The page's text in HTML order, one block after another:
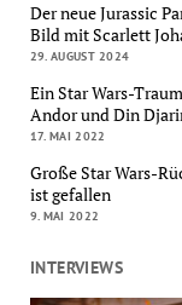
Der neue Jurassic
Bild mit Scarlett
29. AUGUST 2024
Ein Star Wars-
Andor und Din
17. MAI 2022
Große Star Wars-
ist gefallen
9. MAI 2022
INTERVIEWS